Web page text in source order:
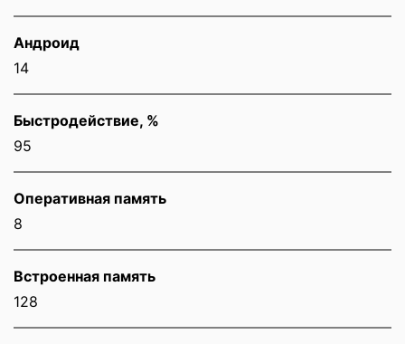
Андроид
14
Быстродействие, %
95
Оперативная память
8
Встроенная память
128